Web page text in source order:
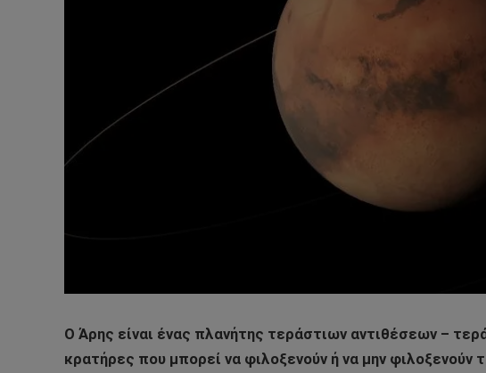
Ο Άρης είναι ένας πλανήτης τεράστιων αντιθέσεων –
κρατήρες που μπορεί να φιλοξενούν ή να μην φιλοξενούν